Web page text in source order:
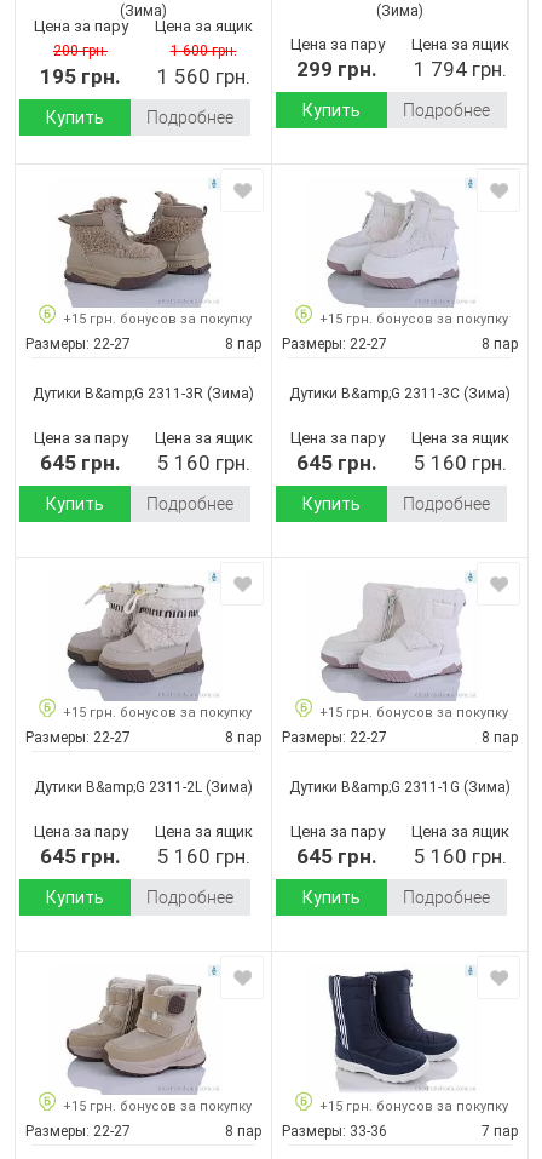
(Зима)
Цена за пару
200 грн.
195 грн.
Цена за ящик
1 600 грн.
1 560 грн.
Купить Подробнее
(Зима)
Цена за пару
299 грн.
Цена за ящик
1 794 грн.
Купить Подробнее
+15 грн. бонусов за покупку
Размеры: 22-27 8 пар
Дутики B&amp;G 2311-3R (Зима)
Цена за пару
645 грн.
Цена за ящик
5 160 грн.
Купить Подробнее
+15 грн. бонусов за покупку
Размеры: 22-27 8 пар
Дутики B&amp;G 2311-3C (Зима)
Цена за пару
645 грн.
Цена за ящик
5 160 грн.
Купить Подробнее
+15 грн. бонусов за покупку
Размеры: 22-27 8 пар
Дутики B&amp;G 2311-2L (Зима)
Цена за пару
645 грн.
Цена за ящик
5 160 грн.
Купить Подробнее
+15 грн. бонусов за покупку
Размеры: 22-27 8 пар
Дутики B&amp;G 2311-1G (Зима)
Цена за пару
645 грн.
Цена за ящик
5 160 грн.
Купить Подробнее
+15 грн. бонусов за покупку
Размеры: 22-27 8 пар
+15 грн. бонусов за покупку
Размеры: 33-36 7 пар